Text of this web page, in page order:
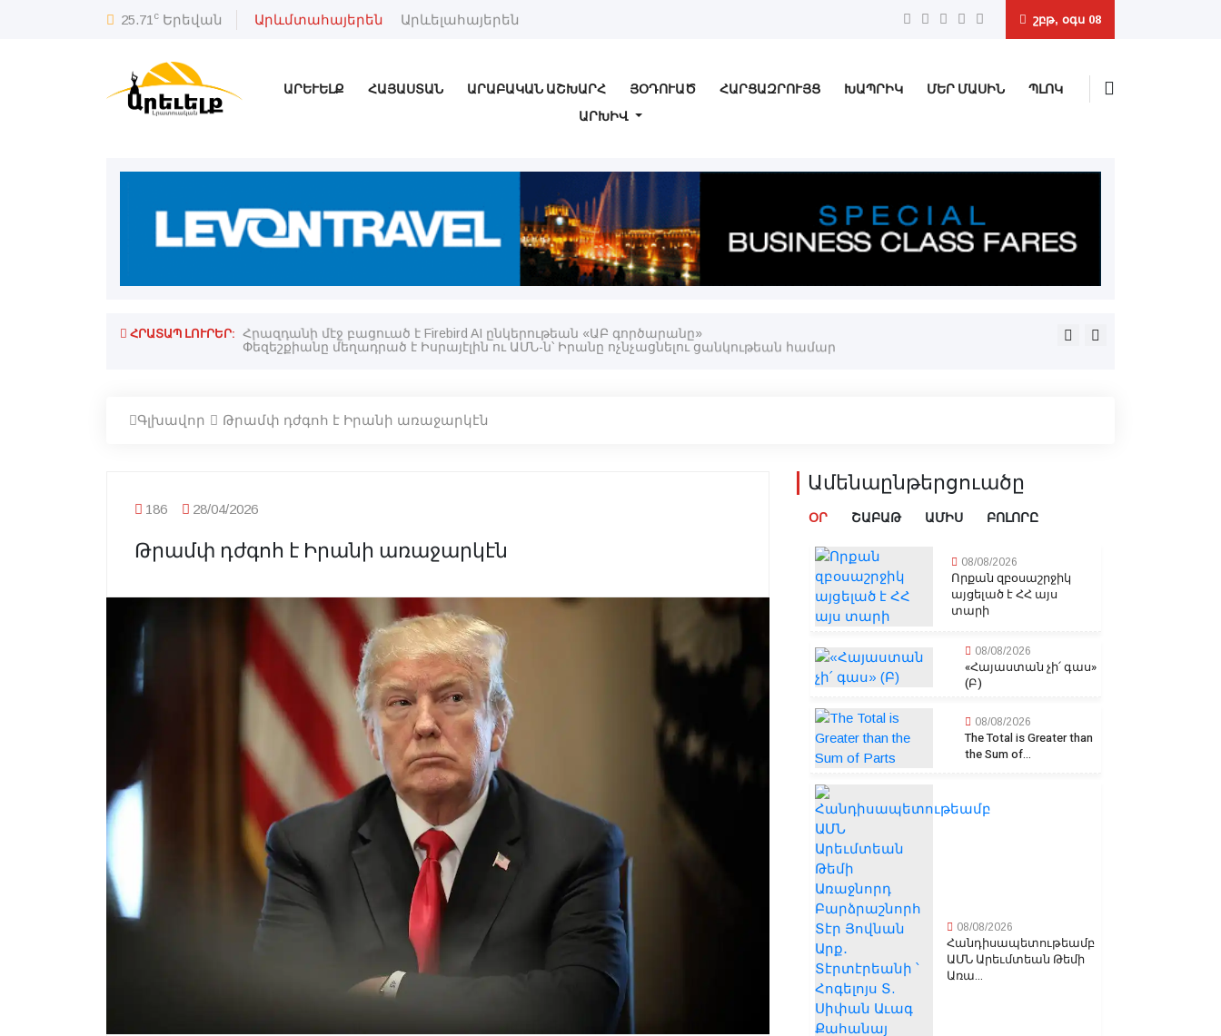
25.71 c Երեվան Արևմտահայերեն Արևելահայերեն շբթ, օգս 08
ԱՐԵՒԵԼՔ ՀԱՅԱՍՏԱՆ ԱՐԱԲԱԿԱՆ ԱՇԽԱՐՀ ՅՕԴՈՒԱԾ ՀԱՐՑԱԶՐՈՒՅՑ ԽԱՊՐԻԿ ՄԵՐ ՄԱՍԻՆ
ՊԼՈԿ
ԱՐԽԻՎ
ՀՐԱՏԱՊ ԼՈՒՐԵՐ: Հրազդանի մէջ բացուած է Firebird AI ընկերութեան «ԱԲ գործարանը» Ռուսիա ԱԹՍ-ներով
Գլխավոր Թրամփ դժգոհ է Իրանի առաջարկէն
186 28/04/2026
Թրամփ դժգոհ է Իրանի առաջարկէն
Ամենաընթերցուածը
ՕՐ ՇԱԲԱԹ ԱՄԻՍ ԲՈԼՈՐԸ
08/08/2026
Որքան զբօսաշրջիկ
այցելած է ՀՀ այս
տարի
08/08/2026
«Հայաստան չի՛ գաս»
(Բ)
08/08/2026
The Total is Greater than
the Sum of...
08/08/2026
Հանդիսապետութեամբ
ԱՄՆ Արեւմտեան Թեմի
Առա...